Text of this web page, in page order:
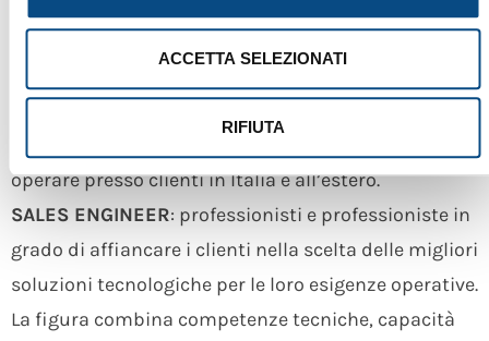
ACCETTA SELEZIONATI
RIFIUTA
manutenzione di macchine e impianti per il riciclo e
operare presso clienti in Italia e all’estero.
SALES ENGINEER: professionisti e professioniste in
grado di affiancare i clienti nella scelta delle migliori
soluzioni tecnologiche per le loro esigenze operative.
La figura combina competenze tecniche, capacità